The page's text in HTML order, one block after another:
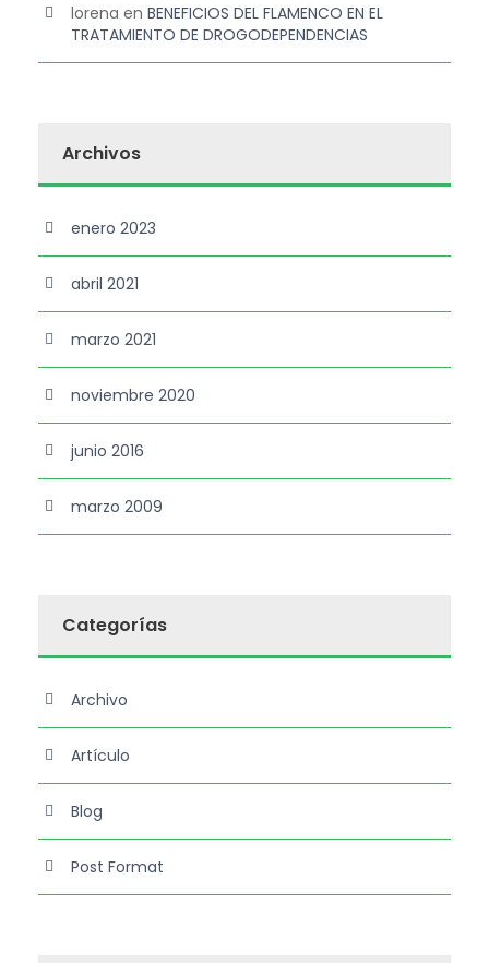
lorena en BENEFICIOS DEL FLAMENCO EN EL
TRATAMIENTO DE DROGODEPENDENCIAS
Archivos
enero 2023
abril 2021
marzo 2021
noviembre 2020
junio 2016
marzo 2009
Categorías
Archivo
Artículo
Blog
Post Format